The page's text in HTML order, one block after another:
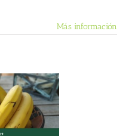
Más información